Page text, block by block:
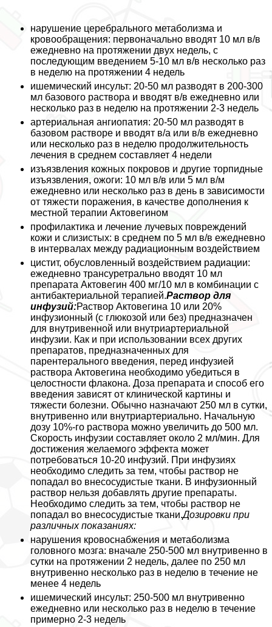
нарушение церебрального метаболизма и
кровообращения: первоначально вводят 10 мл в/в
ежедневно на протяжении двух недель, с
последующим введением 5-10 мл в/в несколько раз
в неделю на протяжении 4 недель
ишемический инсульт: 20-50 мл разводят в 200-300
мл базового раствора и вводят в/в ежедневно или
несколько раз в неделю на протяжении 2-3 недель
артериальная ангиопатия: 20-50 мл разводят в
базовом растворе и вводят в/а или в/в ежедневно
или несколько раз в неделю продолжительность
лечения в среднем составляет 4 недели
изъязвления кожных покровов и другие торпидные
изъязвления, ожоги: 10 мл в/в или 5 мл в/м
ежедневно или несколько раз в день в зависимости
от тяжести поражения, в качестве дополнения к
местной терапии Актовегином
профилактика и лечение лучевых повреждений
кожи и слизистых: в среднем по 5 мл в/в ежедневно
в интервалах между радиационным воздействием
цистит, обусловленный воздействием радиации:
ежедневно трaнcуретрально вводят 10 мл
препарата Актовегин 400 мг/10 мл в комбинации с
антибактериальной терапией.Раствор для
инфузий:Раствор Актовегина 10 или 20%
инфузионный (с глюкозой или без) предназначен
для внутривенной или внутриартериальной
инфузии. Как и при использовании всех других
препаратов, предназначенных для
парентерального введения, перед инфузией
раствора Актовегина необходимо убедиться в
целостности флакона. Доза препарата и способ его
введения зависят от клинической картины и
тяжести болезни. Обычно назначают 250 мл в сутки,
внутривенно или внутриартериально. Начальную
дозу 10%-го раствора можно увеличить до 500 мл.
Скорость инфузии составляет около 2 мл/мин. Для
достижения желаемого эффекта может
потребоваться 10-20 инфузий. При инфузиях
необходимо следить за тем, чтобы раствор не
попадал во внесосудистые ткани. В инфузионный
раствор нельзя добавлять другие препараты.
Необходимо следить за тем, чтобы раствор не
попадал во внесосудистые ткани.Дозировки при
различных показаниях:
нарушения кровоснабжения и метаболизма
головного мозга: вначале 250-500 мл внутривенно в
сутки на протяжении 2 недель, далее по 250 мл
внутривенно несколько раз в неделю в течение не
менее 4 недель
ишемический инсульт: 250-500 мл внутривенно
ежедневно или несколько раз в неделю в течение
примерно 2-3 недель